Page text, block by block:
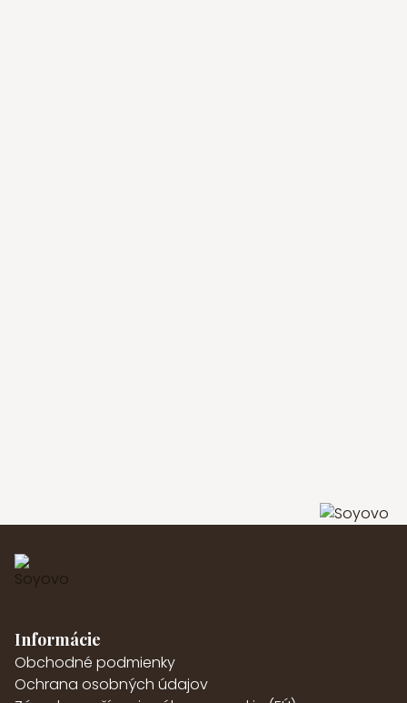
Informácie
Obchodné podmienky
Ochrana osobných údajov